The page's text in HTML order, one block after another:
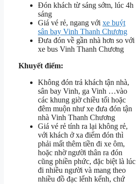
Đón khách từ sáng sớm, lúc 4h
sáng
Giá vé rẻ, ngang với xe buýt
sân bay Vinh Thanh Chương
Đưa đón về gần nhà hơn so với
xe bus Vinh Thanh Chương
Khuyết điểm:
Không đón trả khách tận nhà,
sân bay Vinh, ga Vinh …vào
các khung giờ chiều tối hoặc
đêm muộn như xe đưa đón tận
nhà Vinh Thanh Chương
Giá vé rẻ tính ra lại không rẻ,
với khách ở xa điểm đón thì
phải mất thêm tiền đi xe ôm,
hoặc nhờ người thân ra đón
cũng phiền phức, đặc biệt là lúc
đi nhiều người và mang theo
nhiều đồ đạc lểnh kểnh, chứ